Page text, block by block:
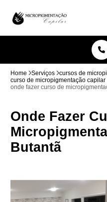
Home Serviços
cursos de
curso de micropigmentação
onde fazer curso de
Onde Fazer
Butantã